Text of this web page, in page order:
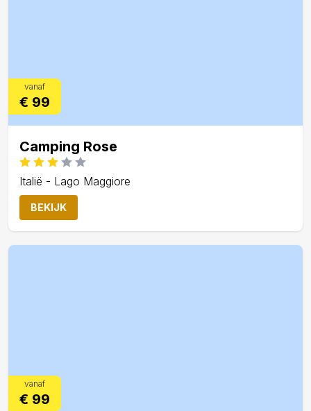
vanaf
€ 99
Camping Rose
Italië - Lago Maggiore
BEKIJK
vanaf
€ 99